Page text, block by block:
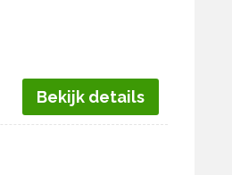
Bekijk details